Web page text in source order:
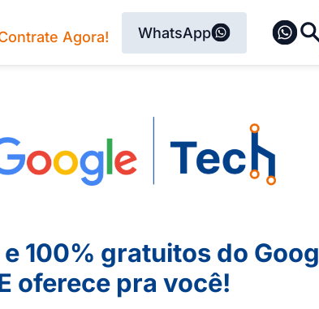
Agora! WhatsApp
100% gratuitos do
oferece pra você!